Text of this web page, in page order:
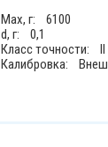
Max, г: 6100
d, г: 0,1
Класс точности: II
Калибровка: